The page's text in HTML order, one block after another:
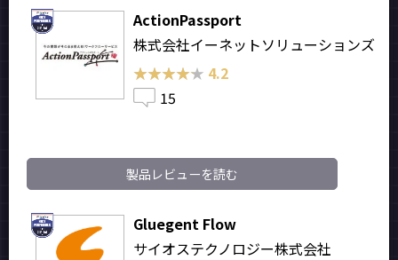
ActionPassport
株式会社イーネットソリューションズ
★★★★★
★★★★★ 4.2
15
製品レビューを読む
Gluegent Flow
サイオステクノロジー株式会社